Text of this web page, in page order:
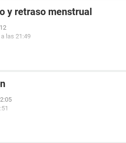
y retraso menstrual
las 21:49